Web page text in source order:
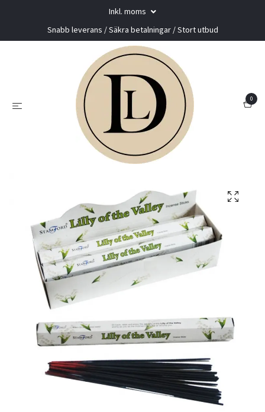
Inkl. moms
Snabb leverans / Säkra betalningar / Stort utbud
0